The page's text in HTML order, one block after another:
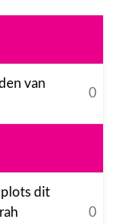
van
0
plots dit
0